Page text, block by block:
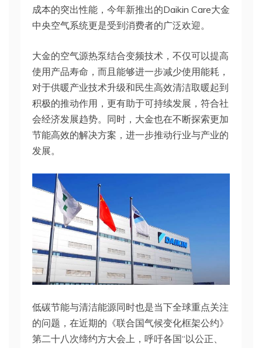
成本的突出性能，今年新推出的Daikin Care大金
中央空气系统更是受到消费者的广泛欢迎。
大金的空气源热泵结合变频技术，不仅可以提高
使用产品寿命，而且能够进一步减少使用能耗，
对于供暖产业技术升级和民生高效清洁取暖起到
积极的推动作用，更有助于可持续发展，符合社
会经济发展趋势。同时，大金也在不断探索更加
节能高效的解决方案，进一步推动行业与产业的
发展。
低碳节能与清洁能源同时也是当下全球重点关注
的问题，在近期的《联合国气候变化框架公约》
第二十八次缔约方大会上，呼吁各国“以公正、